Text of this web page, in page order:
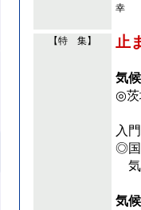
幸
【特 集】 止
気
◎茨
入
◎国
気
気